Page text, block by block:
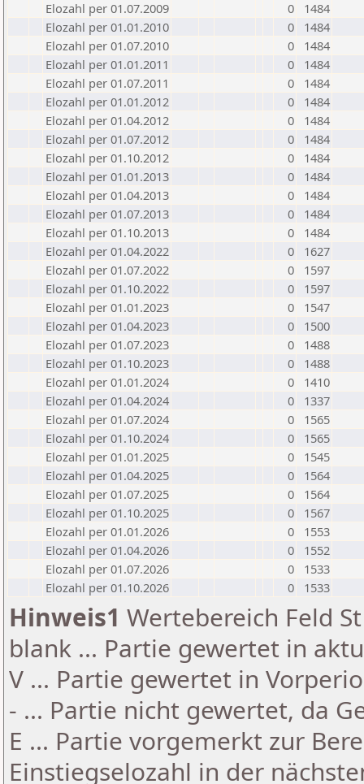
Elozahl per 01.07.2009
0
1484
Elozahl per 01.01.2010
0
1484
Elozahl per 01.07.2010
0
1484
Elozahl per 01.01.2011
0
1484
Elozahl per 01.07.2011
0
1484
Elozahl per 01.01.2012
0
1484
Elozahl per 01.04.2012
0
1484
Elozahl per 01.07.2012
0
1484
Elozahl per 01.10.2012
0
1484
Elozahl per 01.01.2013
0
1484
Elozahl per 01.04.2013
0
1484
Elozahl per 01.07.2013
0
1484
Elozahl per 01.10.2013
0
1484
Elozahl per 01.04.2022
0
1627
Elozahl per 01.07.2022
0
1597
Elozahl per 01.10.2022
0
1597
Elozahl per 01.01.2023
0
1547
Elozahl per 01.04.2023
0
1500
Elozahl per 01.07.2023
0
1488
Elozahl per 01.10.2023
0
1488
Elozahl per 01.01.2024
0
1410
Elozahl per 01.04.2024
0
1337
Elozahl per 01.07.2024
0
1565
Elozahl per 01.10.2024
0
1565
Elozahl per 01.01.2025
0
1545
Elozahl per 01.04.2025
0
1564
Elozahl per 01.07.2025
0
1564
Elozahl per 01.10.2025
0
1567
Elozahl per 01.01.2026
0
1553
Elozahl per 01.04.2026
0
1552
Elozahl per 01.07.2026
0
1533
Elozahl per 01.10.2026
0 1533
Hinweis1 Wertebereich Feld
blank ... Partie gewertet in
V ... Partie gewertet in
- ... Partie nicht gewertet, da
E ... Partie vorgemerkt zur
Einstiegselozahl in der